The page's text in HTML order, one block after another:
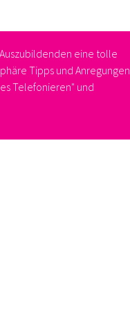
eine tolle
Tipps und Anregungen
Telefonieren" und